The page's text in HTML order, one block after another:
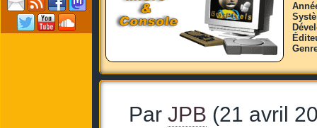
Par JPB (21 avril